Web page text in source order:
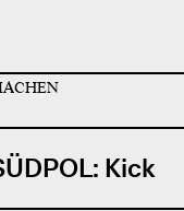
Kick